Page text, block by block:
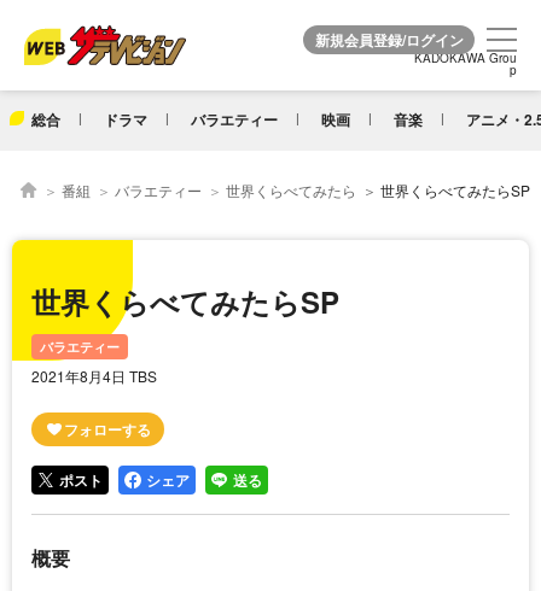
KADOKAWA Grou
p
総合 ドラマ バラエティー 映画 音楽 アニメ・
KADOKAWA Grou
p
番組 バラエティー 世界くらべてみたら 世界くらべてみたらSP
世界くらべてみたらSP
バラエティー
2021年8月4日 TBS
ポスト シェア 送る
概要